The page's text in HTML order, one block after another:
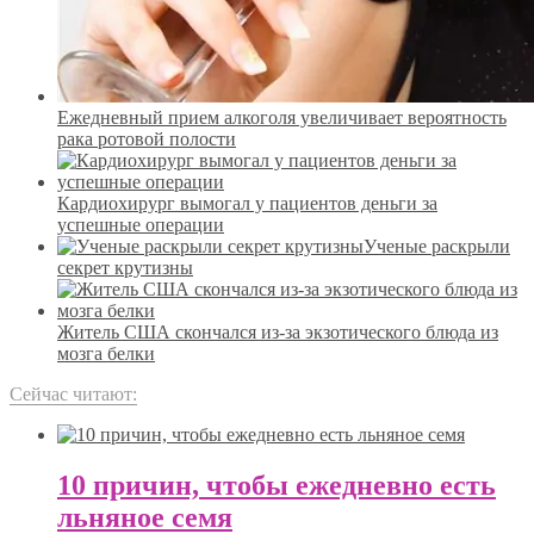
Ежедневный прием алкоголя увеличивает вероятность
рака ротовой полости
Кардиохирург вымогал у пациентов деньги за
успешные операции
Ученые раскрыли
секрет крутизны
Житель США скончался из-за экзотического блюда из
мозга белки
Сейчас читают:
10 причин, чтобы ежедневно есть
льняное семя